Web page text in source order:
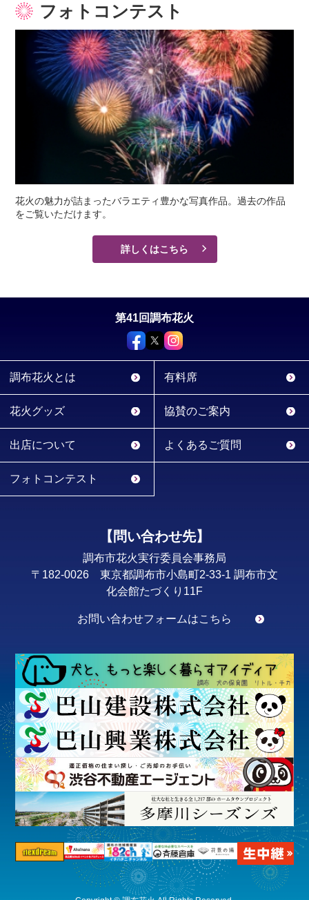
フォトコンテスト
花火の魅力が詰まったバラエティ豊かな写真作品。過去の作品
をご覧いただけます。
詳しくはこちら
第41回調布花火
調布花火とは 有料席
花火グッズ 協賛のご案内
出店について よくあるご質問
フォトコンテスト
【問い合わせ先】
調布市花火実行委員会事務局
〒182-0026 東京都調布市小島町2-33-1 調布市文
化会館たづくり11F
お問い合わせフォームはこちら